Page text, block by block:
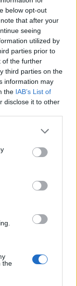
below opt-out
that after your
seeing
utilized by
parties prior to
of the further
third parties on the
information may
the IAB’s List of
disclose it to other
or more Google
You may click to
party tags to
in below Google
the δήλωσε:
μου και 12